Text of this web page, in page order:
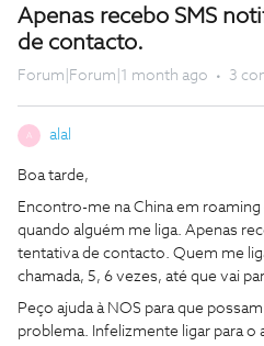
Apenas recebo SMS
de contacto.
Forum|Forum|1 month ago 3
A alal
Boa tarde,
Encontro-me na China em
quando alguém me liga. Apenas
tentativa de contacto. Quem me
chamada, 5, 6 vezes, até que vai
Peço ajuda à NOS para que
problema. Infelizmente ligar para o